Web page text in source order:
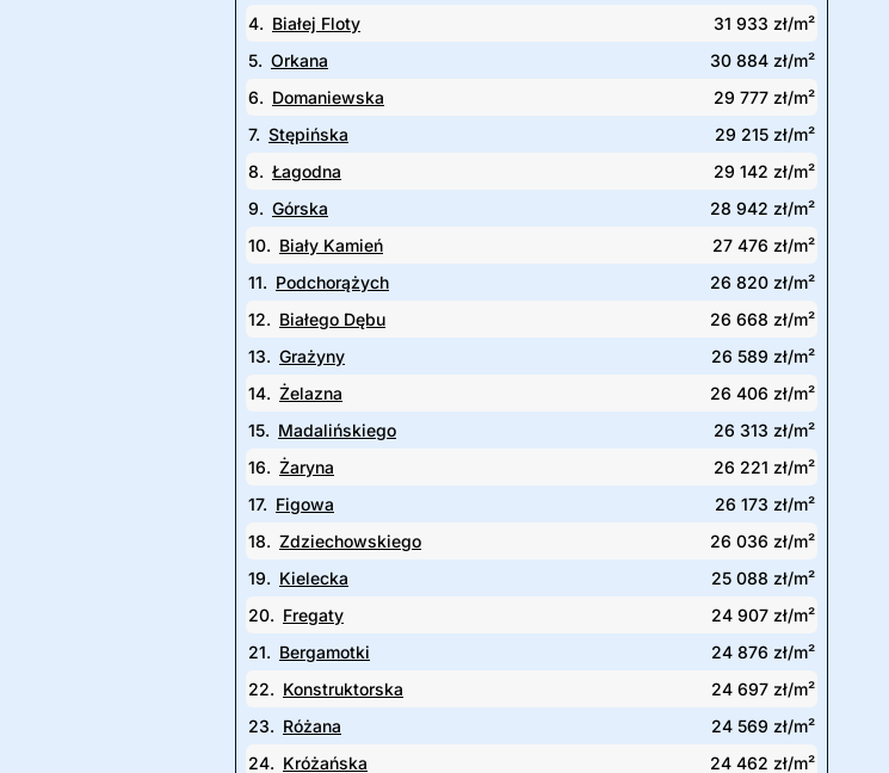
4. Białej Floty
31 933 zł/m²
5. Orkana
30 884 zł/m²
6. Domaniewska
29 777 zł/m²
7. Stępińska
29 215 zł/m²
8. Łagodna
29 142 zł/m²
9. Górska
28 942 zł/m²
10. Biały Kamień
27 476 zł/m²
11. Podchorążych
26 820 zł/m²
12. Białego Dębu
26 668 zł/m²
13. Grażyny
26 589 zł/m²
14. Żelazna
26 406 zł/m²
15. Madalińskiego
26 313 zł/m²
16. Żaryna
26 221 zł/m²
17. Figowa
26 173 zł/m²
18. Zdziechowskiego
26 036 zł/m²
19. Kielecka
25 088 zł/m²
20. Fregaty
24 907 zł/m²
21. Bergamotki
24 876 zł/m²
22. Konstruktorska
24 697 zł/m²
23. Różana
24 569 zł/m²
24. Króżańska
24 462 zł/m²